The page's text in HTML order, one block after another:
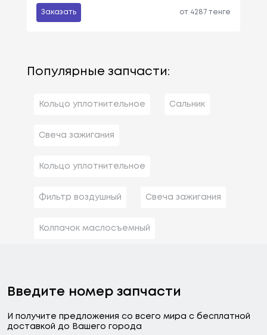
Заказать от 4287 тенге
Популярные запчасти:
Кольцо уплотнительное Сальник
Свеча зажигания
Кольцо уплотнительное
Фильтр воздушный Свеча зажигания
Колпачок маслосъемный
Введите номер запчасти
И получите предложения со всего мира с бесплатной
доставкой до Вашего города